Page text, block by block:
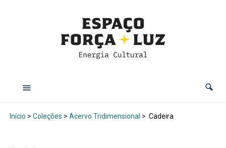
Início > Coleções > Acervo Tridimensional > Cadeira